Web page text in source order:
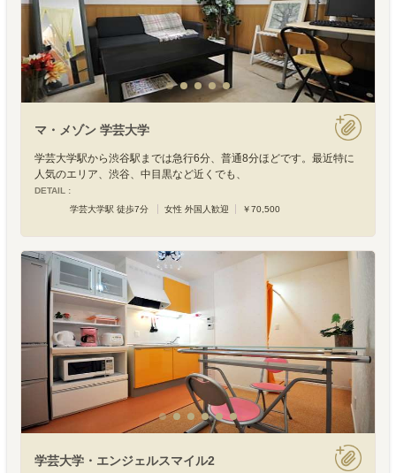
マ・メゾン 学芸大学
学芸大学駅から渋谷駅までは急行6分、普通8分ほどです。最近特に
人気のエリア、渋谷、中目黒など近くでも、
DETAIL :
学芸大学駅 徒歩7分
女性 外国人歓迎 ￥70,500
学芸大学・エンジェルスマイル2